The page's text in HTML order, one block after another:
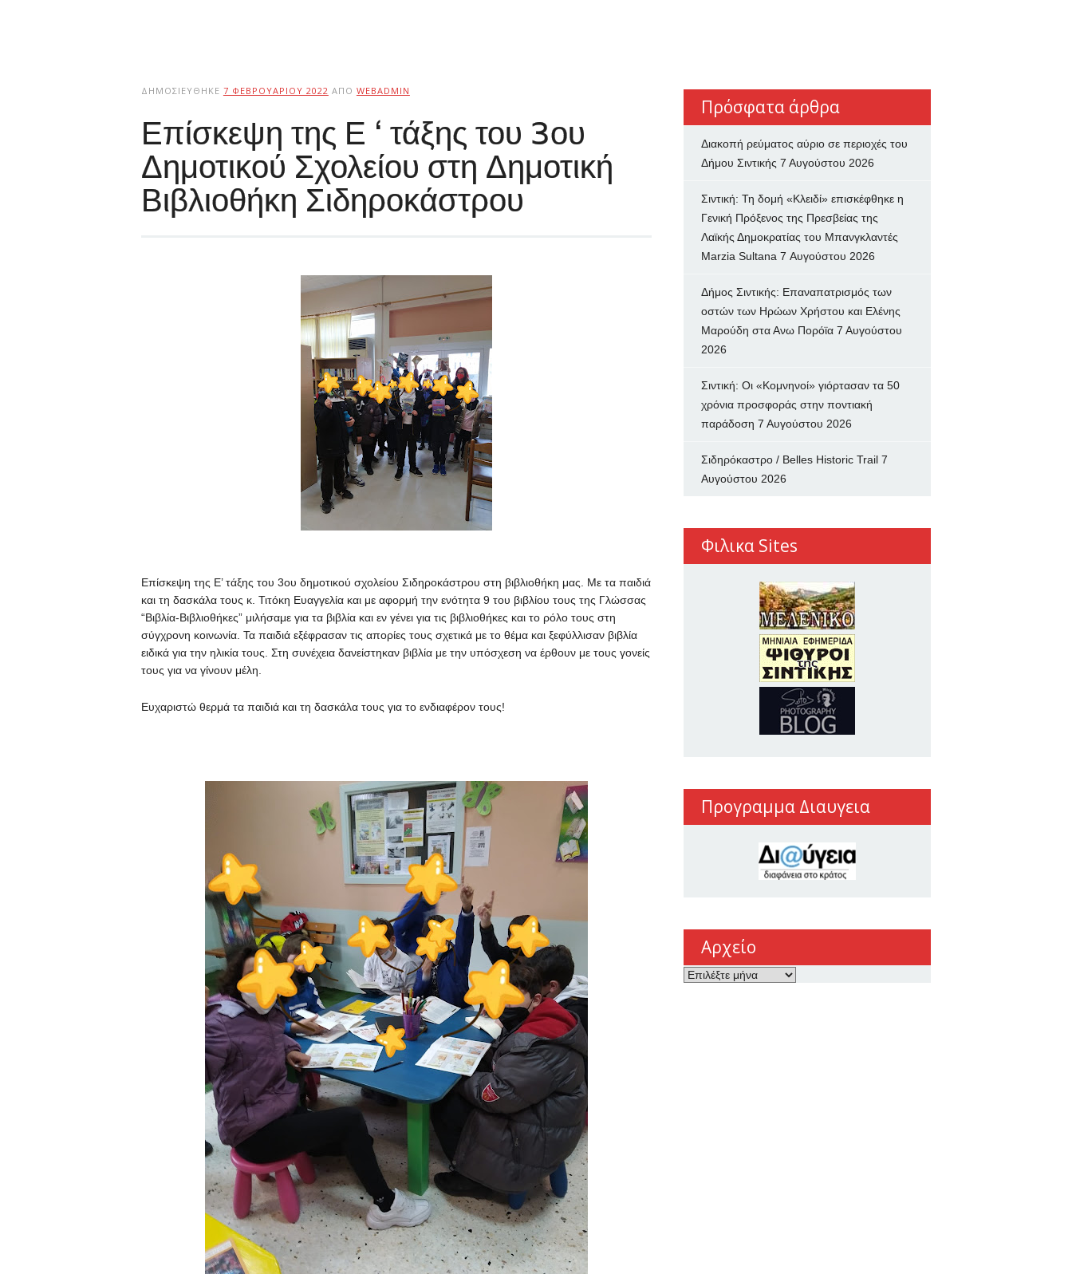
ΔΗΜΟΣΙΕΎΘΗΚΕ 7 ΦΕΒΡΟΥΑΡΊΟΥ 2022 ΑΠΌ WEBADMIN
Επίσκεψη της Ε ‘ τάξης του 3ου
Δημοτικού Σχολείου στη Δημοτική
Βιβλιοθήκη Σιδηροκάστρου
Επίσκεψη της Ε’ τάξης του 3ου δημοτικού σχολείου Σιδηροκάστρου στη βιβλιοθήκη μας.
Με τα παιδιά
και τη δασκάλα τους κ. Τιτόκη Ευαγγελία και με αφορμή την ενότητα 9 του βιβλίου τους της Γλώσσας
“Βιβλία-Βιβλιοθήκες” μιλήσαμε για τα βιβλία και εν γένει για τις βιβλιοθήκες και το ρόλο τους στη
σύγχρονη κοινωνία. Τα παιδιά εξέφρασαν τις απορίες τους σχετικά με το θέμα και ξεφύλλισαν βιβλία
ειδικά για την ηλικία τους. Στη συνέχεια δανείστηκαν βιβλία με την υπόσχεση να έρθουν με τους γονείς
τους για να γίνουν μέλη.
Ευχαριστώ θερμά τα παιδιά και τη δασκάλα τους για το ενδιαφέρον τους!
Πρόσφατα άρθρα
Διακοπή ρεύματος αύριο σε περιοχές του
Δήμου Σιντικής 7 Αυγούστου 2026
Σιντική: Τη δομή «Κλειδί» επισκέφθηκε η
Γενική Πρόξενος της Πρεσβείας της
Λαϊκής Δημοκρατίας του Μπανγκλαντές
Marzia Sultana 7 Αυγούστου 2026
Δήμος Σιντικής: Επαναπατρισμός των
oστών των Ηρώων Χρήστου και Ελένης
Μαρούδη στα Ανω Πορόϊα 7 Αυγούστου
2026
Σιντική: Οι «Κομνηνοί» γιόρτασαν τα 50
χρόνια προσφοράς στην ποντιακή
παράδοση 7 Αυγούστου 2026
Σιδηρόκαστρο / Belles Historic Trail 7
Αυγούστου 2026
Φιλικα Sites
Προγραμμα Διαυγεια
Αρχείο
Αρχείο